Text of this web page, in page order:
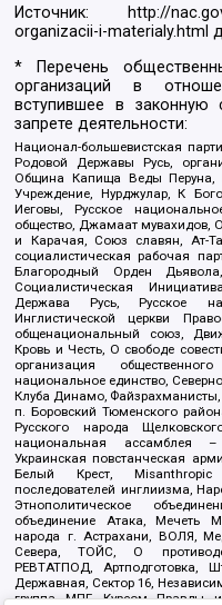
Источник:
http://
organizacii-i-materialy.html
* Перечень
организаций в
вступившее в законную
запрете деятельности:
Национал-большевистская
Родовой Державы Русь,
Община Капища Веды Перуна,
Учреждение, Нурджулар, К
Иеговы, Русское
общество, Джамаат мувахидов,
и Карачая, Союз славян, Ат-
социалистическая рабочая
Благородный Орден
Социалистическая
Держава Русь, Русское
Инглистической церкви
общенациональный союз,
Кровь и Честь, О свободе
организация
национальное единство,
Клуба Динамо,
п. Боровский Тюменского
Русского народа
национальная ассамблея
Украинская повстанческая
Белый Крест, Misanthropic
последователей инглиизма,
Этнополитическое
объединение Атака, Мечеть
народа г. Астрахани, ВОЛЯ,
Севера, ТОЙС, О
РЕВТАТПОД, Артподготовка,
Державная, Сектор 16,
группа МПГ, Курсом Правды и